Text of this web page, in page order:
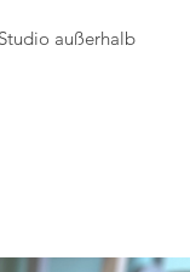
außerhalb